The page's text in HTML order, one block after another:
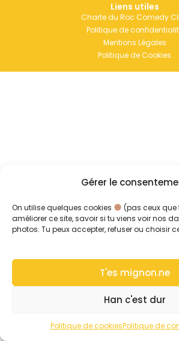
Gérer le
On utilise quelques cookies
(pas ceux que
améliorer ce site, savoir si tu viens voir nos
photos. Tu peux accepter, refuser ou choisir
T'es mignon.ne
Han c'est dur
Politique de cookiesPolitique de
Liens utiles
Charte du Roc Comedy
Politique de
Mentions Légales
Politique de Cookies